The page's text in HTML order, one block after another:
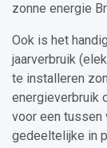
zonne energie
Ook is het
jaarverbruik
te installeren
energieverbruik
voor een tussen
gedeeltelijke in